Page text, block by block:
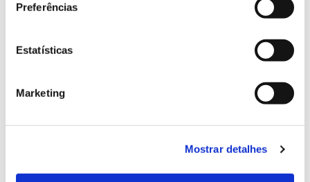
Preferências
Estatísticas
Marketing
Mostrar detalhes
Registar galhas de Trichi em acácia-das-espigas:
cidadãos chamados a ajudar
Natureza e florestas procuram jovens voluntários